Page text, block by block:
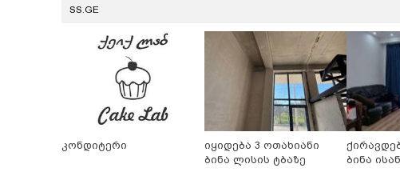
SS.GE
კონდიტერი
იყიდება 3 ოთახიანი
ბინა ლისის ტბაზე
ბინა